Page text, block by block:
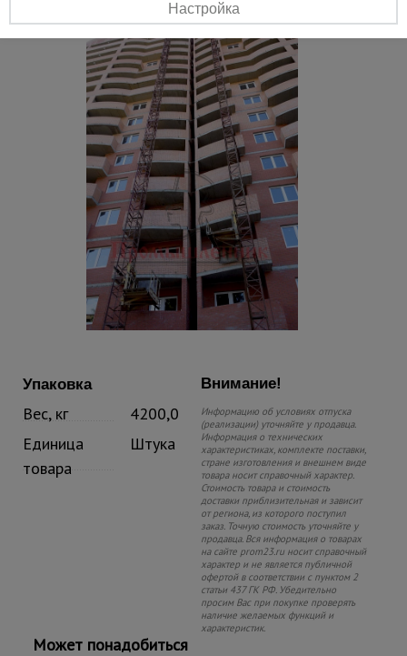
Упаковка
Вес, кг
4200,0
Единица
товара
Штука
Внимание!
Информацию об условиях отпуска
(реализации) уточняйте у продавца.
Информация о технических
характеристиках, комплекте поставки,
стране изготовления и внешнем виде
товара носит справочный характер.
Стоимость товара и стоимость
доставки приблизительная и зависит
от региона, из которого поступил
заказ. Точную стоимость уточняйте у
продавца. Вся информация о товарах
на сайте prom23.ru носит справочный
характер и не является публичной
офертой в соответствии с пунктом 2
статьи 437 ГК РФ. Убедительно
просим Вас при покупке проверять
наличие желаемых функций и
характеристик.
Может понадобиться
Настройка